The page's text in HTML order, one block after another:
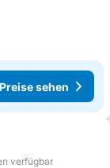
Preise sehen
verfügbar